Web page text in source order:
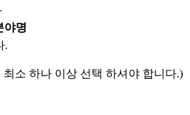
야명
.
소 하나 이상 선택 하셔야 합니다.)